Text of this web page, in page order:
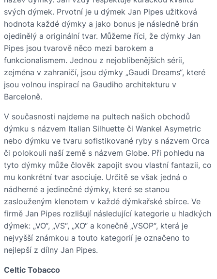
svých dýmek. Prvotní je u dýmek Jan Pipes užitková
hodnota každé dýmky a jako bonus je následně brán
ojedinělý a originální tvar. Můžeme říci, že dýmky Jan
Pipes jsou tvarově něco mezi barokem a
funkcionalismem. Jednou z nejoblíbenějších sérii,
zejména v zahraničí, jsou dýmky „Gaudi Dreams“, které
jsou volnou inspirací na Gaudiho architekturu v
Barceloně.
V současnosti najdeme na pultech našich obchodů
dýmku s názvem Italian Silhuette či Wankel Asymetric
nebo dýmku ve tvaru sofistikované ryby s názvem Orca
či polokouli naší země s názvem Globe. Při pohledu na
tyto dýmky může člověk zapojit svou vlastní fantazii, co
mu konkrétní tvar asociuje. Určitě se však jedná o
nádherné a jedinečné dýmky, které se stanou
zaslouženým klenotem v každé dýmkařské sbírce. Ve
firmě Jan Pipes rozlišují následující kategorie u hladkých
dýmek: „VO“, „VS“, „XO“ a konečně „VSOP“, která je
nejvyšší známkou a touto kategorií je označeno to
nejlepší z dílny Jan Pipes.
Celtic Tobacco